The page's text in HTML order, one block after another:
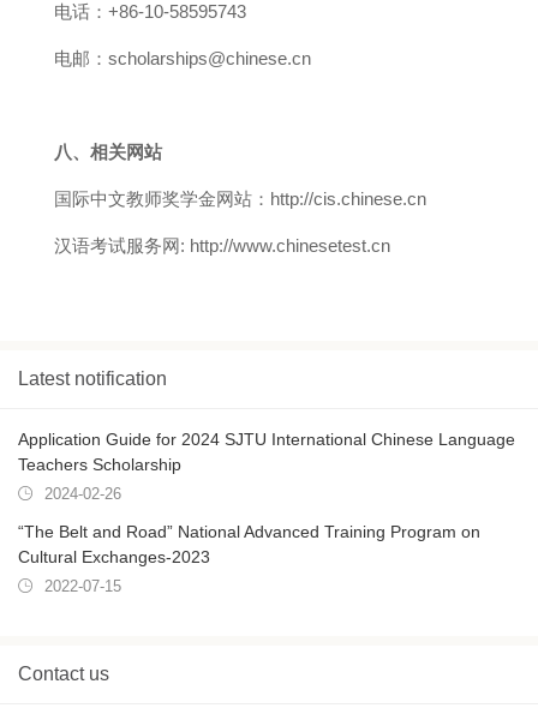
电话： +86-10-58595743
电邮： scholarships@chinese.cn
八、相关网站
国际中文教师奖学金网站： http://cis.chinese.cn
汉语考试服务网: http://www.chinesetest.cn
Latest notification
Application Guide for 2024 SJTU International Chinese Language
Teachers Scholarship
2024-02-26
“The Belt and Road” National Advanced Training Program on
Cultural Exchanges-2023
2022-07-15
Contact us